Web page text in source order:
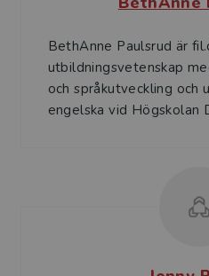
BethAnne Paulsrud är
utbildningsvetenskap
och språkutveckling och
engelska vid Högskolan